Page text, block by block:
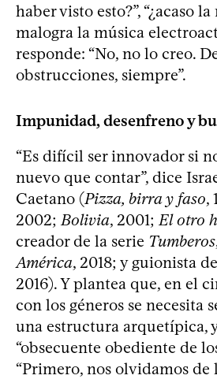
haber visto esto?”, “¿acaso
malogra la música
responde: “No, no lo creo.
obstrucciones, siempre”.
Impunidad, desenfreno y
“Es difícil ser innovador si
nuevo que contar”, dice
Caetano (Pizza, birra y faso,
2002;Bolivia, 2001;El otro
creador de la serie Tumberos
América, 2018; y guionista
2016). Y plantea que, en el
con los géneros se necesita
una estructura arquetípica,
“obsecuente obediente de
“Primero, nos olvidamos